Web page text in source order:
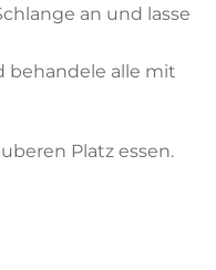
an und lasse
behandele alle mit
Platz essen.